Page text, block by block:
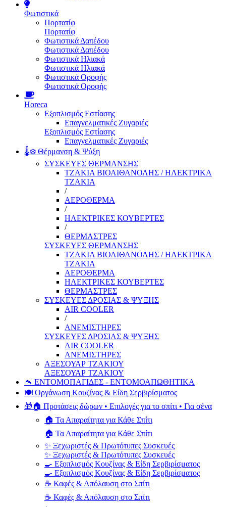
Φωτιστικά
Πορτατίφ
Πορτατίφ
Φωτιστικά Δαπέδου
Φωτιστικά Δαπέδου
Φωτιστικά Ηλιακά
Φωτιστικά Ηλιακά
Φωτιστικά Οροφής
Φωτιστικά Οροφής
Horeca
Εξοπλισμός Εστίασης
Επαγγελματικές Ζυγαριές
Εξοπλισμός Εστίασης
Επαγγελματικές Ζυγαριές
🌡️❄️ Θέρμανση & Ψύξη
ΣΥΣΚΕΥΕΣ ΘΕΡΜΑΝΣΗΣ
ΤΖΑΚΙΑ ΒΙΟΑΙΘΑΝΟΛΗΣ / ΗΛΕΚΤΡΙΚΑ
ΤΖΑΚΙΑ
/
ΑΕΡΟΘΕΡΜΑ
/
ΗΛΕΚΤΡΙΚΕΣ ΚΟΥΒΕΡΤΕΣ
/
ΘΕΡΜΑΣΤΡΕΣ
ΣΥΣΚΕΥΕΣ ΘΕΡΜΑΝΣΗΣ
ΤΖΑΚΙΑ ΒΙΟΑΙΘΑΝΟΛΗΣ / ΗΛΕΚΤΡΙΚΑ
ΤΖΑΚΙΑ
ΑΕΡΟΘΕΡΜΑ
ΗΛΕΚΤΡΙΚΕΣ ΚΟΥΒΕΡΤΕΣ
ΘΕΡΜΑΣΤΡΕΣ
ΣΥΣΚΕΥΕΣ ΔΡΟΣΙΑΣ & ΨΥΞΗΣ
AIR COOLER
/
ΑΝΕΜΙΣΤΗΡΕΣ
ΣΥΣΚΕΥΕΣ ΔΡΟΣΙΑΣ & ΨΥΞΗΣ
AIR COOLER
ΑΝΕΜΙΣΤΗΡΕΣ
ΑΞΕΣΟΥΑΡ ΤΖΑΚΙΟΥ
ΑΞΕΣΟΥΑΡ ΤΖΑΚΙΟΥ
🦟 ΕΝΤΟΜΟΠΑΓΙΔΕΣ - ΕΝΤΟΜΟΑΠΩΘΗΤΙΚΑ
🍽️ Οργάνωση Κουζίνας & Είδη Σερβιρίσματος
🎁🏠 Προτάσεις δώρων • Επιλογές για το σπίτι • Για σένα
🏠 Τα Απαραίτητα για Κάθε Σπίτι
🏠 Τα Απαραίτητα για Κάθε Σπίτι
✨ Ξεχωριστές & Πρωτότυπες Συσκευές
✨ Ξεχωριστές & Πρωτότυπες Συσκευές
🍳 Εξοπλισμός Κουζίνας & Είδη Σερβιρίσματος
🍳 Εξοπλισμός Κουζίνας & Είδη Σερβιρίσματος
☕ Καφές & Απόλαυση στο Σπίτι
☕ Καφές & Απόλαυση στο Σπίτι